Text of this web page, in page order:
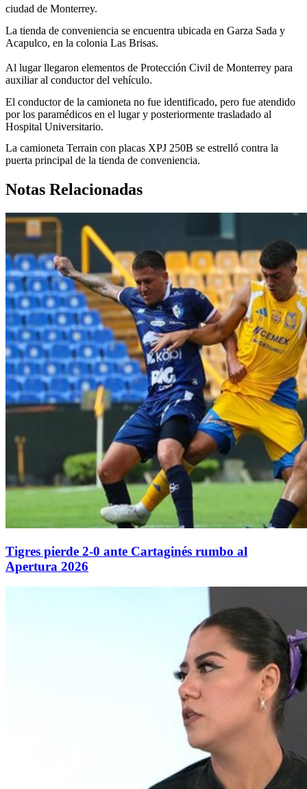
ciudad de Monterrey.
La tienda de conveniencia se encuentra ubicada en Garza Sada y
Acapulco, en la colonia Las Brisas.
Al lugar llegaron elementos de Protección Civil de Monterrey para
auxiliar al conductor del vehículo.
El conductor de la camioneta no fue identificado, pero fue atendido
por los paramédicos en el lugar y posteriormente trasladado al
Hospital Universitario.
La camioneta Terrain con placas XPJ 250B se estrelló contra la
puerta principal de la tienda de conveniencia.
Notas Relacionadas
Tigres pierde 2-0 ante Cartaginés rumbo al
Apertura 2026